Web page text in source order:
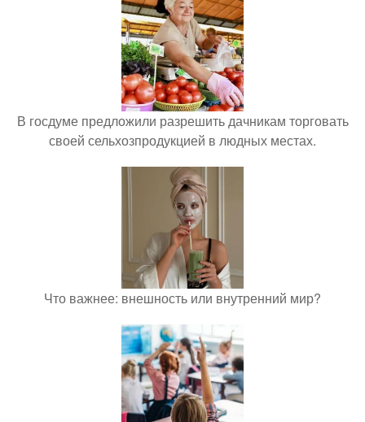
В госдуме предложили разрешить дачникам торговать
своей сельхозпродукцией в людных местах.
Что важнее: внешность или внутренний мир?